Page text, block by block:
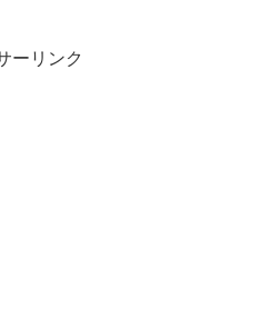
ーリンク